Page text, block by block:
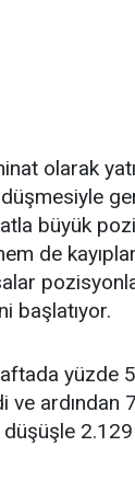
olarak
büyük
de
başlatıyor.
yüzde
ardından